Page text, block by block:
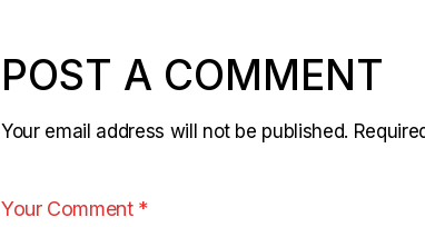
POST A COMMENT
Your email address will not be published.